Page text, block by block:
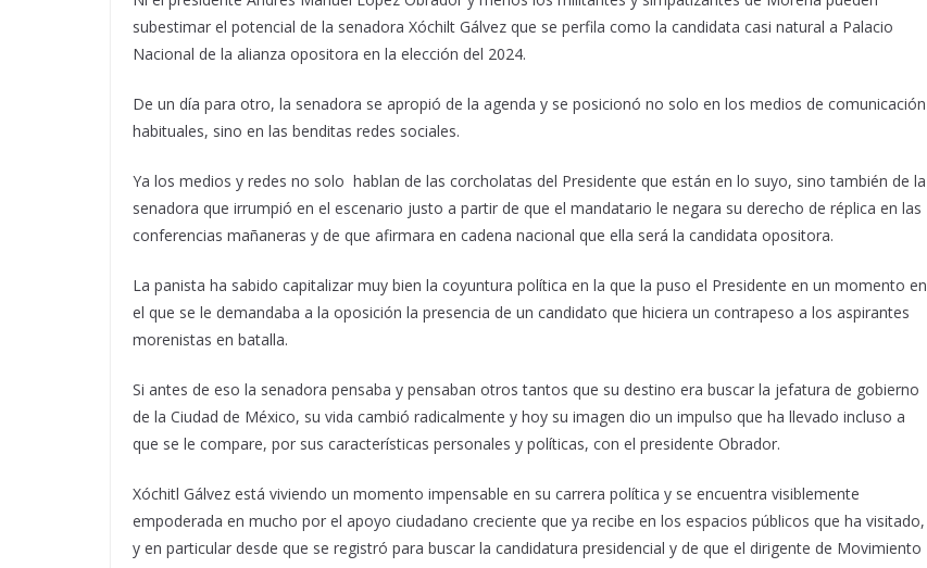
subestimar el potencial de la senadora Xóchilt Gálvez que se perfila como la candidata casi natural a Palacio
Nacional de la alianza opositora en la elección del 2024.
De un día para otro, la senadora se apropió de la agenda y se posicionó no solo en los medios de comunicación
habituales, sino en las benditas redes sociales.
Ya los medios y redes no solo hablan de las corcholatas del Presidente que están en lo suyo, sino también de la
senadora que irrumpió en el escenario justo a partir de que el mandatario le negara su derecho de réplica en las
conferencias mañaneras y de que afirmara en cadena nacional que ella será la candidata opositora.
La panista ha sabido capitalizar muy bien la coyuntura política en la que la puso el Presidente en un momento en
el que se le demandaba a la oposición la presencia de un candidato que hiciera un contrapeso a los aspirantes
morenistas en batalla.
Si antes de eso la senadora pensaba y pensaban otros tantos que su destino era buscar la jefatura de gobierno
de la Ciudad de México, su vida cambió radicalmente y hoy su imagen dio un impulso que ha llevado incluso a
que se le compare, por sus características personales y políticas, con el presidente Obrador.
Xóchitl Gálvez está viviendo un momento impensable en su carrera política y se encuentra visiblemente
empoderada en mucho por el apoyo ciudadano creciente que ya recibe en los espacios públicos que ha visitado,
y en particular desde que se registró para buscar la candidatura presidencial y de que el dirigente de Movimiento